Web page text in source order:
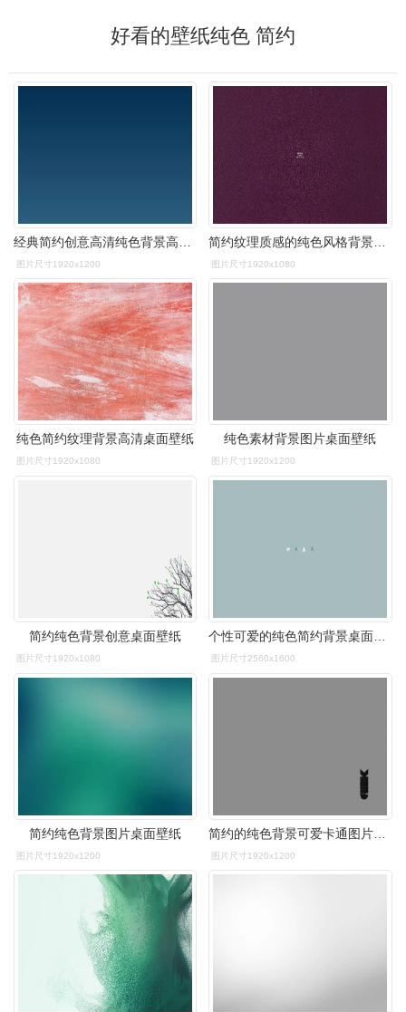
好看的壁纸纯色 简约
图片尺寸1920x1200 图片尺寸1920x1080
纯色简约纹理背景高清桌面壁纸
图片尺寸1920x1080
纯色素材背景图片桌面壁纸
图片尺寸1920x1200
简约纯色背景创意桌面壁纸
图片尺寸1920x1080 图片尺寸2560x1600
简约纯色背景图片桌面壁纸
图片尺寸1920x1200 图片尺寸1920x1200